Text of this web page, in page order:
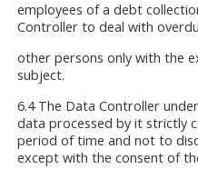
employees of a debt
Controller to deal with
other persons only with the
subject.
6.4 The Data Controller
data processed by it strictly
period of time and not to
except with the consent of